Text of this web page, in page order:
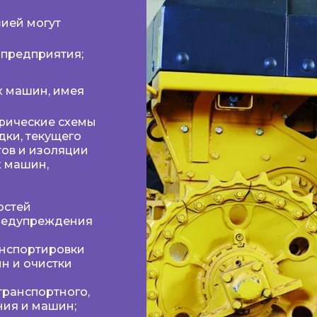
могут
машин, имея
схемы
текущего
и изоляции
машин,
и очистки
и машин;